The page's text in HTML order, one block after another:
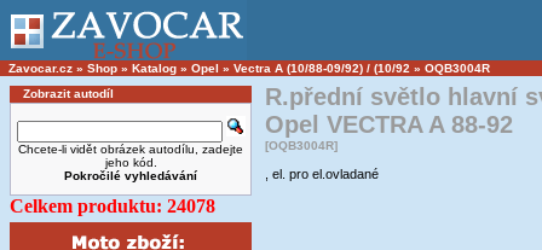
Zavocar.cz » Shop » Katalog » Opel » Vectra A (10/88-09/92) / (10/92 » OQB3004R
Zobrazit autodíl
Chcete-li vidět obrázek autodílu, zadejte
jeho kód.
Pokročilé vyhledávání
Celkem produktu: 24078
R.přední světlo hlavní
Opel VECTRA A 88-92
[OQB3004R]
, el. pro el.ovladané